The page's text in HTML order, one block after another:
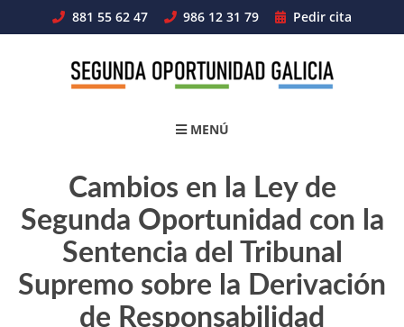
to
881 55 62 47 986 12 31 79 Pedir cita
MENÚ
Cambios en la Ley de
Segunda Oportunidad con la
Sentencia del Tribunal
Supremo sobre la Derivación
de Responsabilidad